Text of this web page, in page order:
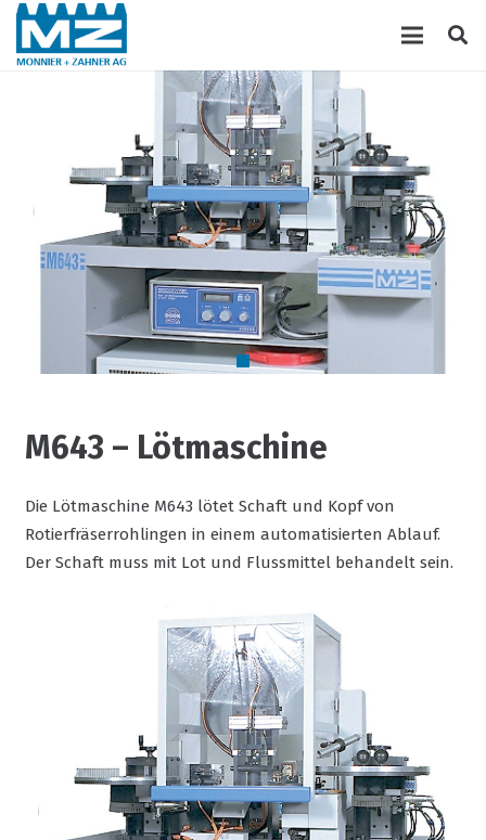
M643 – Lötmaschine
Die Lötmaschine M643 lötet Schaft und Kopf von
Rotierfräserrohlingen in einem automatisierten Ablauf.
Der Schaft muss mit Lot und Flussmittel behandelt sein.